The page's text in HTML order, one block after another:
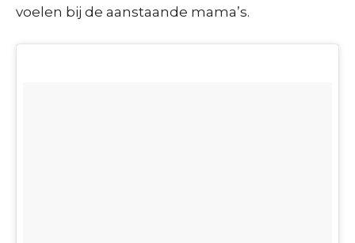
voelen bij de aanstaande mama’s.